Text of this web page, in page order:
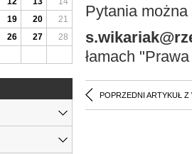
Pytania można
łamach
POPRZEDNI ARTYKUŁ Z
19 20
21
26 27
28